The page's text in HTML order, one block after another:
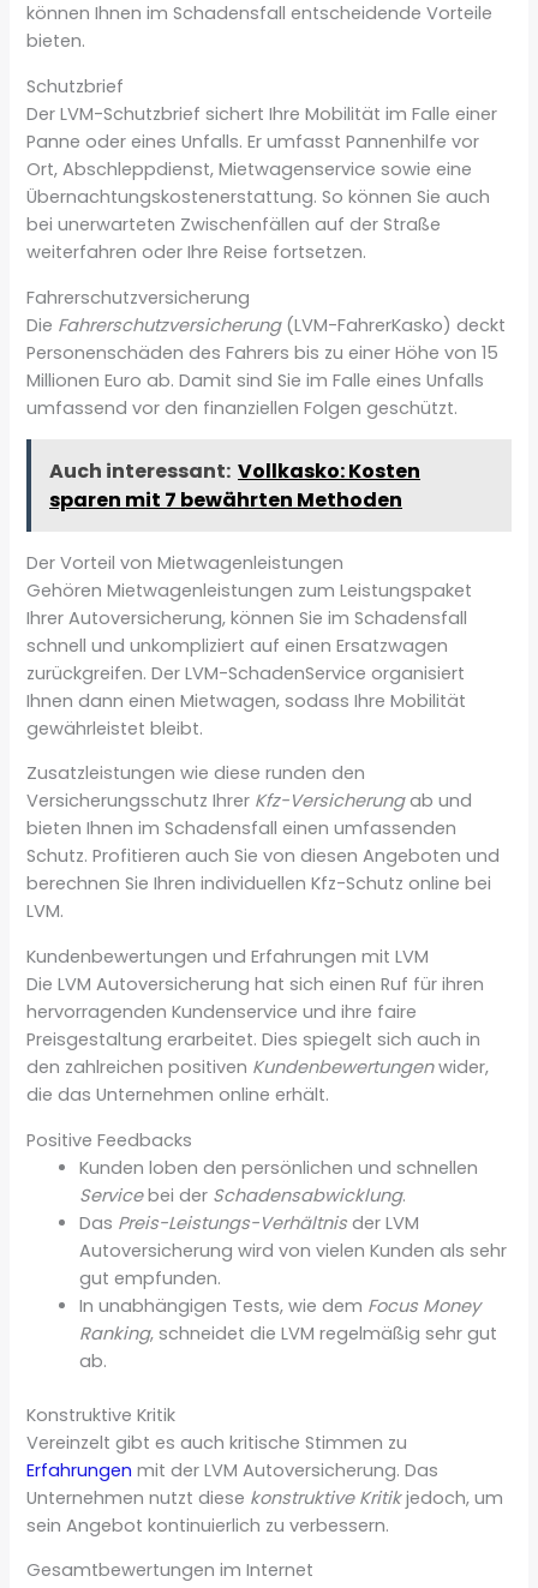
können Ihnen im Schadensfall entscheidende Vorteile
bieten.
Schutzbrief
Der LVM-Schutzbrief sichert Ihre Mobilität im Falle einer
Panne oder eines Unfalls. Er umfasst Pannenhilfe vor
Ort, Abschleppdienst, Mietwagenservice sowie eine
Übernachtungskostenerstattung. So können Sie auch
bei unerwarteten Zwischenfällen auf der Straße
weiterfahren oder Ihre Reise fortsetzen.
Fahrerschutzversicherung
Die Fahrerschutzversicherung(LVM-FahrerKasko) deckt
Personenschäden des Fahrers bis zu einer Höhe von 15
Millionen Euro ab. Damit sind Sie im Falle eines Unfalls
umfassend vor den finanziellen Folgen geschützt.
Auch interessant: Vollkasko: Kosten
sparen mit 7 bewährten Methoden
Der Vorteil von Mietwagenleistungen
Gehören Mietwagenleistungen zum Leistungspaket
Ihrer Autoversicherung, können Sie im Schadensfall
schnell und unkompliziert auf einen Ersatzwagen
zurückgreifen. Der LVM-SchadenService organisiert
Ihnen dann einen Mietwagen, sodass Ihre Mobilität
gewährleistet bleibt.
Zusatzleistungen wie diese runden den
Versicherungsschutz Ihrer Kfz-Versicherungab und
bieten Ihnen im Schadensfall einen umfassenden
Schutz. Profitieren auch Sie von diesen Angeboten und
berechnen Sie Ihren individuellen Kfz-Schutz online bei
LVM.
Kundenbewertungen und Erfahrungen mit LVM
Die LVM Autoversicherung hat sich einen Ruf für ihren
hervorragenden Kundenservice und ihre faire
Preisgestaltung erarbeitet. Dies spiegelt sich auch in
den zahlreichen positiven Kundenbewertungenwider,
die das Unternehmen online erhält.
Positive Feedbacks
Kunden loben den persönlichen und schnellen
Servicebei der Schadensabwicklung.
Das Preis-Leistungs-Verhältnis der LVM
Autoversicherung wird von vielen Kunden als sehr
gut empfunden.
In unabhängigen Tests, wie dem Focus Money
Ranking, schneidet die LVM regelmäßig sehr gut
ab.
Konstruktive Kritik
Vereinzelt gibt es auch kritische Stimmen zu
Erfahrungen mit der LVM Autoversicherung. Das
Unternehmen nutzt diese konstruktive Kritikjedoch, um
sein Angebot kontinuierlich zu verbessern.
Gesamtbewertungen im Internet